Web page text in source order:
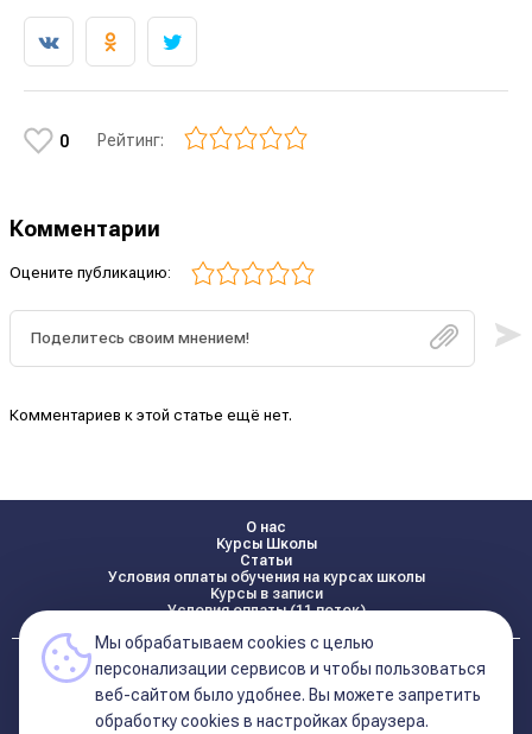
0 Рейтинг:
Комментарии
Оцените публикацию:
Комментариев к этой статье ещё нет.
О нас
Курсы Школы
Статьи
Условия оплаты обучения на курсах школы
Курсы в записи
Условия оплаты (11 поток)
Реквизиты
Контакты
Мы обрабатываем cookies с целью
персонализации сервисов и чтобы пользоваться
веб-сайтом было удобнее. Вы можете запретить
обработку сookies в настройках браузера.